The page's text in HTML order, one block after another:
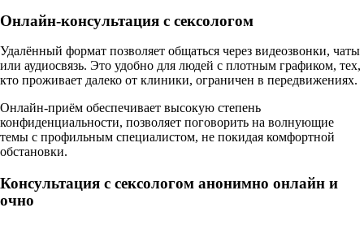
Онлайн-консультация с сексологом
Удалённый формат позволяет общаться через видеозвонки, чаты
или аудиосвязь. Это удобно для людей с плотным графиком, тех,
кто проживает далеко от клиники, ограничен в передвижениях.
Онлайн-приём обеспечивает высокую степень
конфиденциальности, позволяет поговорить на волнующие
темы с профильным специалистом, не покидая комфортной
обстановки.
Консультация с сексологом анонимно онлайн и
очно